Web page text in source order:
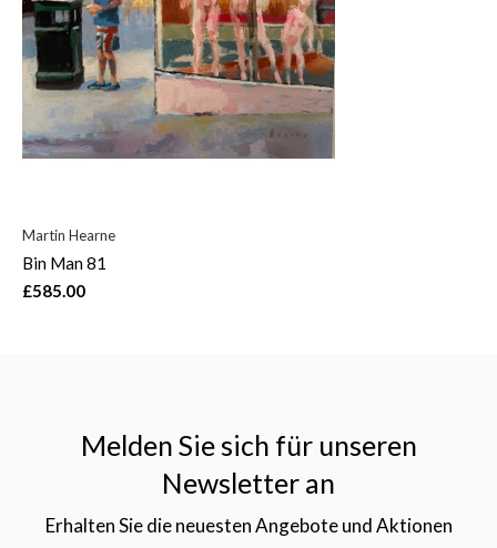
Martin Hearne
Bin Man 81
£585.00
Melden Sie sich für unseren
Newsletter an
Erhalten Sie die neuesten Angebote und Aktionen